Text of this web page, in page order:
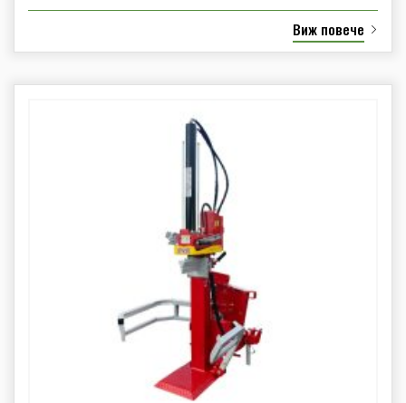
Виж повече